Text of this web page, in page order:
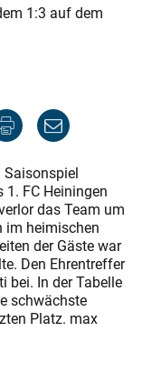
1:3 auf dem
Saisonspiel
FC Heiningen
das Team um
im heimischen
der Gäste war
Den Ehrentreffer
bei. In der Tabelle
schwächste
Platz. max